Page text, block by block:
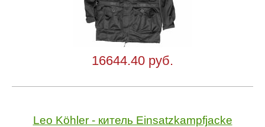
16644.40 руб.
Leo Köhler - китель Einsatzkampfjacke